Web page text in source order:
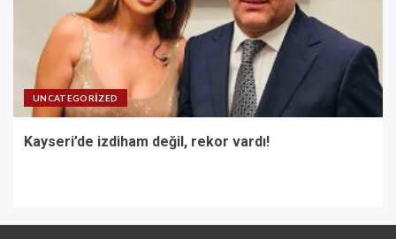
UNCATEGORIZED
Kayseri’de izdiham değil, rekor vardı!